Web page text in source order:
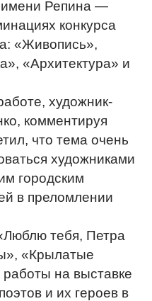
имени Репина —
конкурса
«Живопись»,
«Архитектура» и
художник-
комментируя
что тема очень
художниками
городским
в преломлении
тебя, Петра
«Крылатые
на выставке
и их героев в